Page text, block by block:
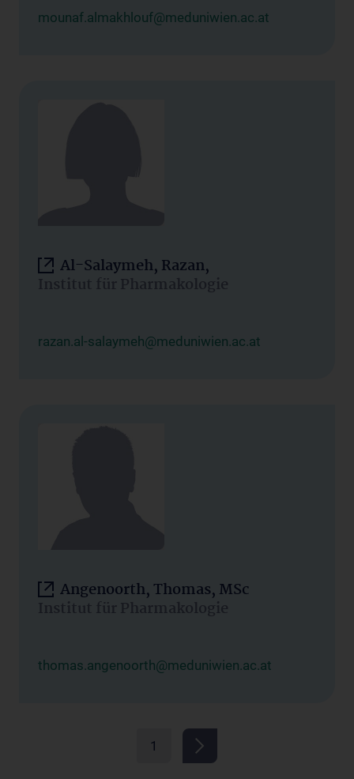
mounaf.almakhlouf@meduniwien.ac.at
Al-Salaymeh, Razan,
Institut für Pharmakologie
razan.al-salaymeh@meduniwien.ac.at
Angenoorth, Thomas, MSc
Institut für Pharmakologie
thomas.angenoorth@meduniwien.ac.at
1